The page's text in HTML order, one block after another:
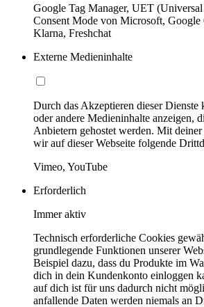
Google Tag Manager, UET
Consent Mode von Microsoft, Google
Klarna, Freshchat
Externe Medieninhalte
Durch das Akzeptieren dieser
oder andere Medieninhalte anzeigen,
Anbietern gehostet werden. Mit
wir auf dieser Webseite folgende
Vimeo, YouTube
Erforderlich
Immer aktiv
Technisch erforderliche Cookies
grundlegende Funktionen unserer
Beispiel dazu, dass du Produkte im
dich in dein Kundenkonto einloggen
auf dich ist für uns dadurch nicht
anfallende Daten werden niemals an